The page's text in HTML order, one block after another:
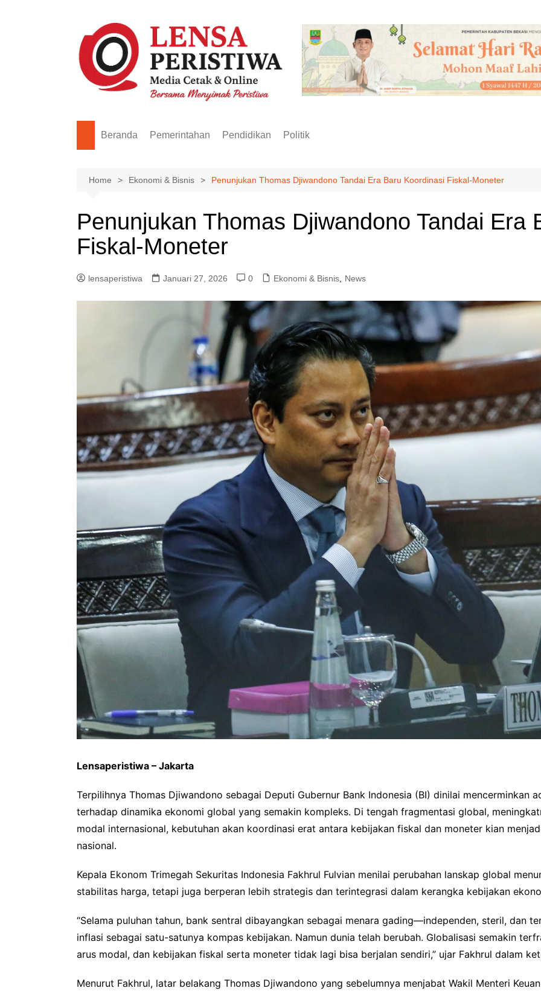
Beranda Pemerintahan Pendidikan Politik
Home Ekonomi & Bisnis Penunjukan Thomas Djiwandono Tandai Era Baru Koordinasi Fiskal-Moneter
Penunjukan Thomas Djiwandono Tandai Era
Fiskal-Moneter
lensaperistiwa Januari 27, 2026 0 Ekonomi & Bisnis News
Lensaperistiwa – Jakarta
Terpilihnya Thomas Djiwandono sebagai Deputi Gubernur Bank Indonesia (BI) dinilai mencerminkan
terhadap dinamika ekonomi global yang semakin kompleks. Di tengah fragmentasi global,
modal internasional, kebutuhan akan koordinasi erat antara kebijakan fiskal dan moneter kian
nasional.
Kepala Ekonom Trimegah Sekuritas Indonesia Fakhrul Fulvian menilai perubahan lanskap global
stabilitas harga, tetapi juga berperan lebih strategis dan terintegrasi dalam kerangka kebijakan
“Selama puluhan tahun, bank sentral dibayangkan sebagai menara gading—independen, steril, dan
inflasi sebagai satu-satunya kompas kebijakan. Namun dunia telah berubah. Globalisasi semakin
arus modal, dan kebijakan fiskal serta moneter tidak lagi bisa berjalan sendiri,” ujar Fakhrul dalam
Menurut Fakhrul, latar belakang Thomas Djiwandono yang sebelumnya menjabat Wakil Menteri